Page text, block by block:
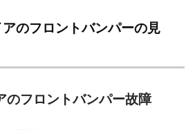
のフロントバンパーの見
のフロントバンパー故障